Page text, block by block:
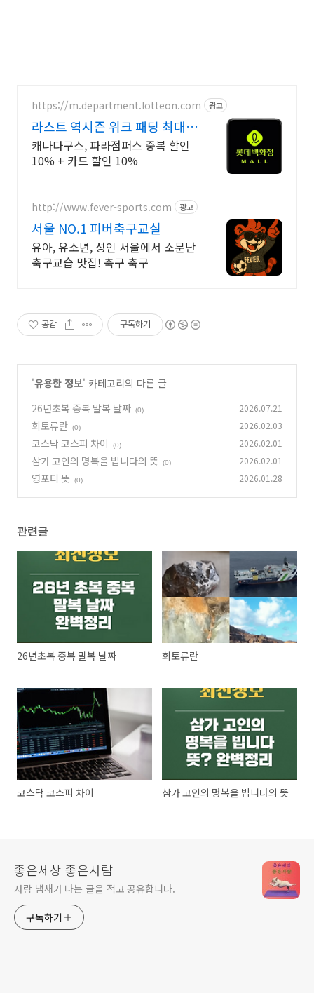
https://m.department.lotteon.com 광고
라스트 역시즌 위크 패딩 최대
74% 할인
캐나다구스, 파라점퍼스 중복 할인
10% + 카드 할인 10%
http://www.fever-sports.com 광고
서울 NO.1 피버축구교실
유아, 유소년, 성인 서울에서 소문난
축구교습 맛집! 축구 축구
공감 구독하기
'유용한 정보' 카테고리의 다른 글
26년초복 중복 말복 날짜 (0) 2026.07.21
희토류란 (0) 2026.02.03
코스닥 코스피 차이 (0) 2026.02.01
삼가 고인의 명복을 빕니다의 뜻 (0) 2026.02.01
영포티 뜻 (0) 2026.01.28
관련글
26년초복 중복 말복 날짜 희토류란
코스닥 코스피 차이 삼가 고인의 명복을 빕니다의 뜻
좋은세상 좋은사람
사람 냄새가 나는 글을 적고 공유합니다.
구독하기